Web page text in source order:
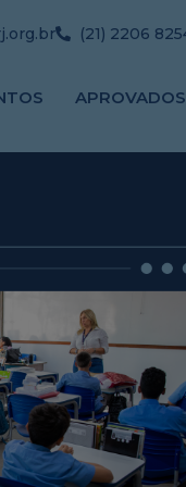
(21) 2206
APROVADOS